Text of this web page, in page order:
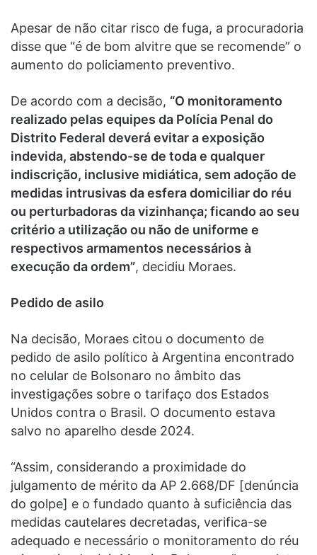
Apesar de não citar risco de fuga, a procuradoria
disse que “é de bom alvitre que se recomende” o
aumento do policiamento preventivo.
De acordo com a decisão, “O monitoramento
realizado pelas equipes da Polícia Penal do
Distrito Federal deverá evitar a exposição
indevida, abstendo-se de toda e qualquer
indiscrição, inclusive midiática, sem adoção de
medidas intrusivas da esfera domiciliar do réu
ou perturbadoras da vizinhança; ficando ao seu
critério a utilização ou não de uniforme e
respectivos armamentos necessários à
execução da ordem”, decidiu Moraes.
Pedido de asilo
Na decisão, Moraes citou o documento de
pedido de asilo político à Argentina encontrado
no celular de Bolsonaro no âmbito das
investigações sobre o tarifaço dos Estados
Unidos contra o Brasil. O documento estava
salvo no aparelho desde 2024.
“Assim, considerando a proximidade do
julgamento de mérito da AP 2.668/DF [denúncia
do golpe] e o fundado quanto à suficiência das
medidas cautelares decretadas, verifica-se
adequado e necessário o monitoramento do réu